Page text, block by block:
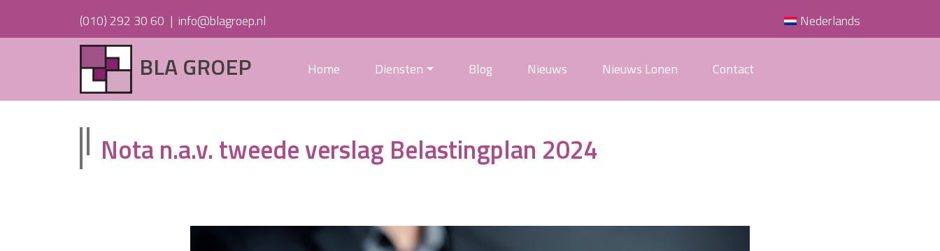
(010) 292 30 60 | info@blagroep.nl Nederlands
BLA GROEP Home Diensten Blog Nieuws Nieuws Lonen Contact
Nota n.a.v. tweede verslag Belastingplan 2024